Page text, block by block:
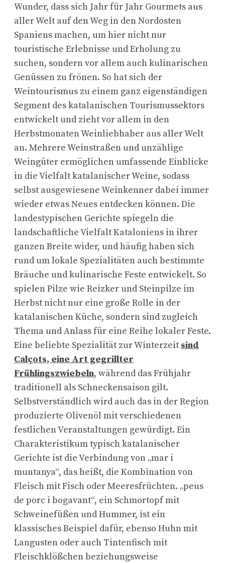
Wunder, dass sich Jahr für Jahr Gourmets aus
aller Welt auf den Weg in den Nordosten
Spaniens machen, um hier nicht nur
touristische Erlebnisse und Erholung zu
suchen, sondern vor allem auch kulinarischen
Genüssen zu frönen. So hat sich der
Weintourismus zu einem ganz eigenständigen
Segment des katalanischen Tourismussektors
entwickelt und zieht vor allem in den
Herbstmonaten Weinliebhaber aus aller Welt
an. Mehrere Weinstraßen und unzählige
Weingüter ermöglichen umfassende Einblicke
in die Vielfalt katalanischer Weine, sodass
selbst ausgewiesene Weinkenner dabei immer
wieder etwas Neues entdecken können. Die
landestypischen Gerichte spiegeln die
landschaftliche Vielfalt Kataloniens in ihrer
ganzen Breite wider, und häufig haben sich
rund um lokale Spezialitäten auch bestimmte
Bräuche und kulinarische Feste entwickelt. So
spielen Pilze wie Reizker und Steinpilze im
Herbst nicht nur eine große Rolle in der
katalanischen Küche, sondern sind zugleich
Thema und Anlass für eine Reihe lokaler Feste.
Eine beliebte Spezialität zur Winterzeit sind
Calçots, eine Art gegrillter
Frühlingszwiebeln, während das Frühjahr
traditionell als Schneckensaison gilt.
Selbstverständlich wird auch das in der Region
produzierte Olivenöl mit verschiedenen
festlichen Veranstaltungen gewürdigt. Ein
Charakteristikum typisch katalanischer
Gerichte ist die Verbindung von „mar i
muntanya“, das heißt, die Kombination von
Fleisch mit Fisch oder Meeresfrüchten. „peus
de porc i bogavant“, ein Schmortopf mit
Schweinefüßen und Hummer, ist ein
klassisches Beispiel dafür, ebenso Huhn mit
Langusten oder auch Tintenfisch mit
Fleischklößchen beziehungsweise